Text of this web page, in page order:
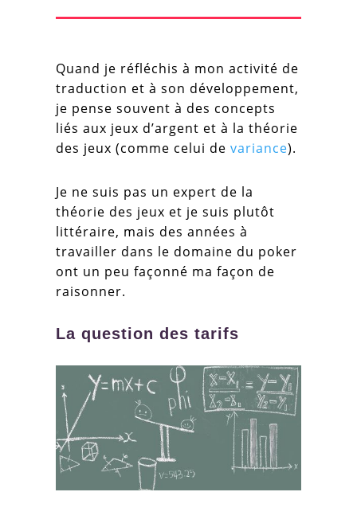
Quand je réfléchis à mon activité de
traduction et à son développement,
je pense souvent à des concepts
liés aux jeux d’argent et à la théorie
des jeux (comme celui de variance).
Je ne suis pas un expert de la
théorie des jeux et je suis plutôt
littéraire, mais des années à
travailler dans le domaine du poker
ont un peu façonné ma façon de
raisonner.
La question des tarifs